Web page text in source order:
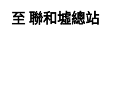
至 聯和墟總站